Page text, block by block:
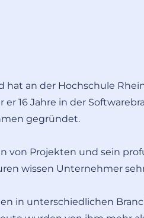
an der Hochschule
16 Jahre in der
gegründet.
von Projekten und sein
wissen Unternehmer
in unterschiedlichen